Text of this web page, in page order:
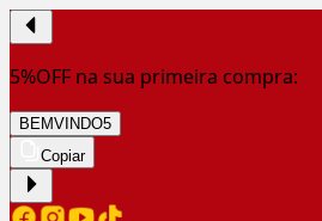
5%OFF na sua primeira compra:
BEMVINDO5
Copiar